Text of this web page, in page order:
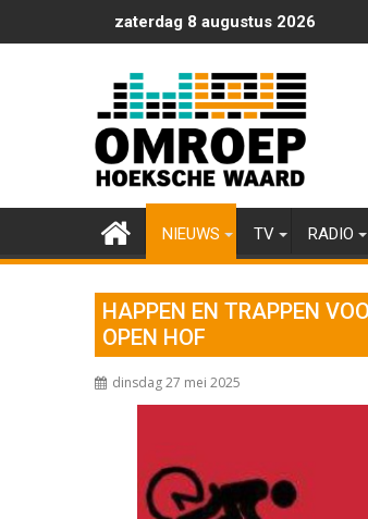
naar
zaterdag 8 augustus 2026
NIEUWS TV RADIO
HAPPEN EN TRAPPEN
OPEN HOF
dinsdag 27 mei 2025